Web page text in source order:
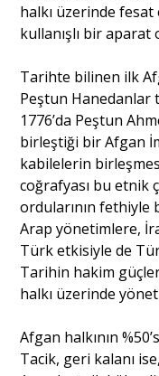
halkı üzerinde fesat
kullanışlı bir aparat
Tarihte bilinen ilk
Peştun Hanedanlar
1776’da Peştun
birleştiği bir Afgan
kabilelerin
coğrafyası bu etnik
ordularının fethiyle
Arap yönetimlere,
Türk etkisiyle de
Tarihin hakim
halkı üzerinde
Afgan halkının
Tacik, geri kalanı